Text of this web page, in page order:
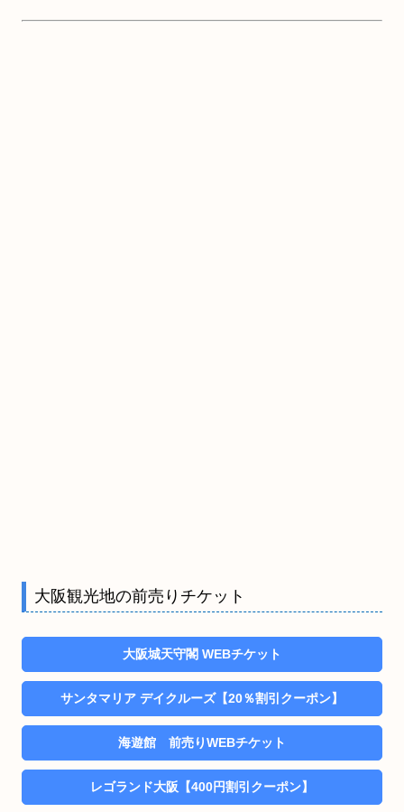
大阪観光地の前売りチケット
大阪城天守閣 WEBチケット
サンタマリア デイクルーズ【20％割引クーポン】
海遊館 前売りWEBチケット
レゴランド大阪【400円割引クーポン】